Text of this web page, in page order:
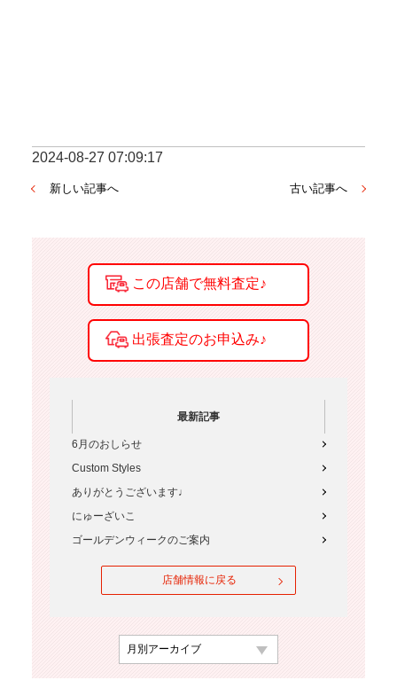
2024-08-27 07:09:17
新しい記事へ 古い記事へ
最新記事
6月のおしらせ
Custom Styles
ありがとうございます♩
にゅーざいこ
ゴールデンウィークのご案内
店舗情報に戻る